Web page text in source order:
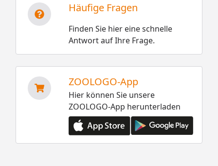
Häufige Fragen
Finden Sie hier eine schnelle
Antwort auf Ihre Frage.
ZOOLOGO-App
Hier können Sie unsere
ZOOLOGO-App herunterladen